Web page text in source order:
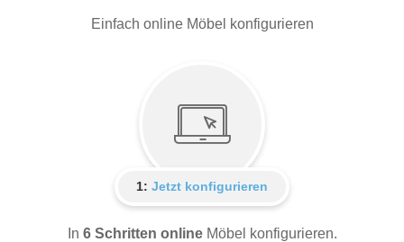
Einfach online Möbel konfigurieren
1: Jetzt konfigurieren
In 6 Schritten online Möbel konfigurieren.